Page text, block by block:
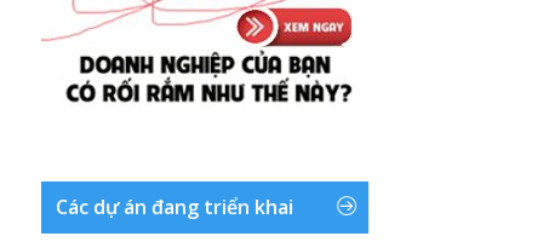
Các dự án đang triển khai